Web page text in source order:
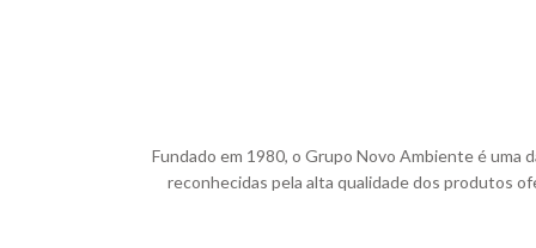
Fundado em 1980, o Grupo Novo Ambiente é uma
reconhecidas pela alta qualidade dos produtos